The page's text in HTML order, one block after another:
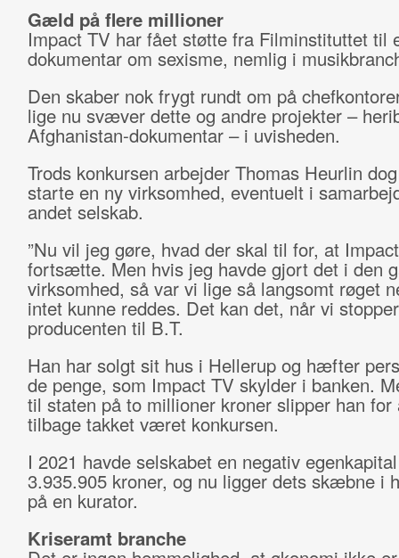
Gæld på flere millioner
Impact TV har fået støtte fra Filminstituttet til
dokumentar om sexisme, nemlig i
Den skaber nok frygt rundt om på
lige nu svæver dette og andre projekter –
Afghanistan-dokumentar – i uvisheden.
Trods konkursen arbejder Thomas Heurlin
starte en ny virksomhed, eventuelt i
andet selskab.
”Nu vil jeg gøre, hvad der skal til for, at
fortsætte. Men hvis jeg havde gjort det i den
virksomhed, så var vi lige så langsomt røget
intet kunne reddes. Det kan det, når vi
producenten til B.T.
Han har solgt sit hus i Hellerup og hæfter
de penge, som Impact TV skylder i banken.
til staten på to millioner kroner slipper han for
tilbage takket været konkursen.
I 2021 havde selskabet en negativ
3.935.905 kroner, og nu ligger dets skæbne i
på en kurator.
Kriseramt branche